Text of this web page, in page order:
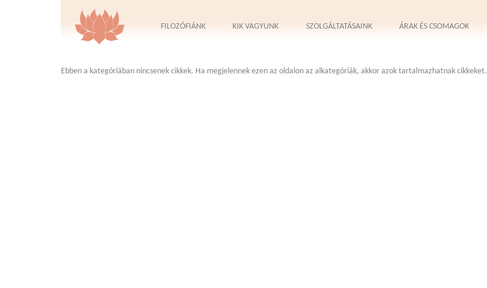
FILOZÓFIÁNK KIK VAGYUNK SZOLGÁLTATÁSAINK ÁRAK ÉS CSOMAGOK
Ebben a kategóriában nincsenek cikkek. Ha megjelennek ezen az oldalon az alkategóriák, akkor azok tartalmazhatnak cikkeket.